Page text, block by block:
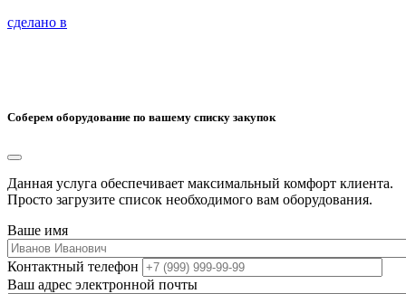
сделано в
Соберем оборудование по вашему списку закупок
Данная услуга обеспечивает максимальный комфорт клиента.
Просто загрузите список необходимого вам оборудования.
Ваше имя
Контактный телефон
Ваш адрес электронной почты